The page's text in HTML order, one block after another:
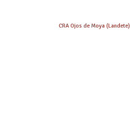
CRA Ojos de Moya (Landete)